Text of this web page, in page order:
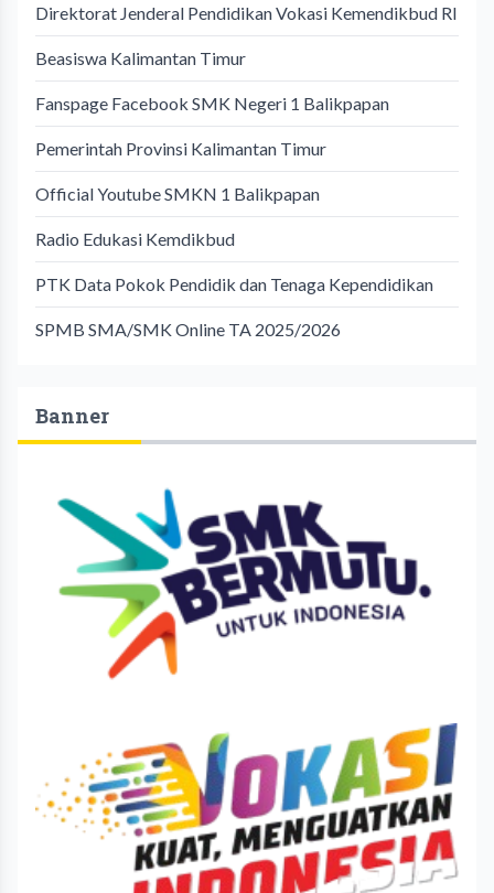
Direktorat Jenderal Pendidikan Vokasi Kemendikbud RI
Beasiswa Kalimantan Timur
Fanspage Facebook SMK Negeri 1 Balikpapan
Pemerintah Provinsi Kalimantan Timur
Official Youtube SMKN 1 Balikpapan
Radio Edukasi Kemdikbud
PTK Data Pokok Pendidik dan Tenaga Kependidikan
SPMB SMA/SMK Online TA 2025/2026
Banner